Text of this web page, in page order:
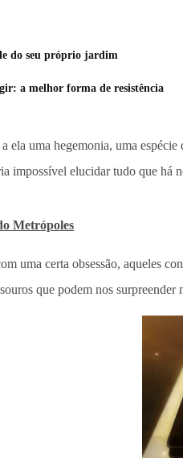
do seu próprio jardim
a melhor forma de resistência
ela uma hegemonia, uma
impossível elucidar tudo que
Metrópoles
uma certa obsessão, aqueles
que podem nos surpreender